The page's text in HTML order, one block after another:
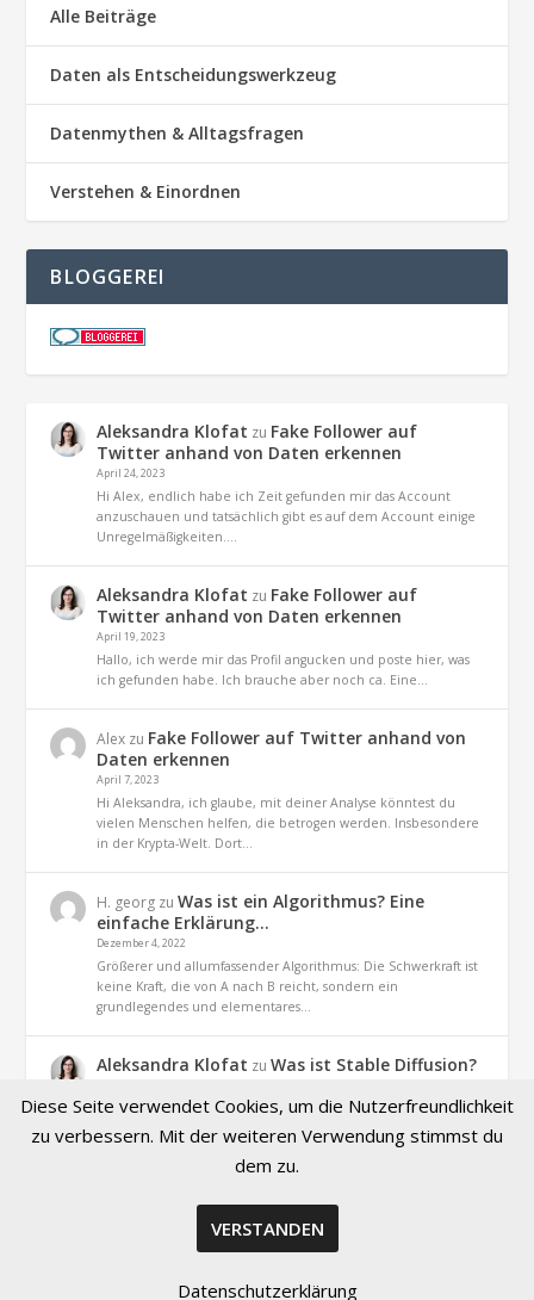
Alle Beiträge
Daten als Entscheidungswerkzeug
Datenmythen & Alltagsfragen
Verstehen & Einordnen
BLOGGEREI
Aleksandra Klofat zu Fake Follower auf
Twitter anhand von Daten erkennen
April 24, 2023
Hi Alex, endlich habe ich Zeit gefunden mir das Account
anzuschauen und tatsächlich gibt es auf dem Account einige
Unregelmäßigkeiten.…
Aleksandra Klofat zu Fake Follower auf
Twitter anhand von Daten erkennen
April 19, 2023
Hallo, ich werde mir das Profil angucken und poste hier, was
ich gefunden habe. Ich brauche aber noch ca. Eine…
Alex zu Fake Follower auf Twitter anhand von
Daten erkennen
April 7, 2023
Hi Aleksandra, ich glaube, mit deiner Analyse könntest du
vielen Menschen helfen, die betrogen werden. Insbesondere
in der Krypta-Welt. Dort…
H. georg zuWas ist ein Algorithmus? Eine
einfache Erklärung…
Dezember 4, 2022
Größerer und allumfassender Algorithmus: Die Schwerkraft ist
keine Kraft, die von A nach B reicht, sondern ein
grundlegendes und elementares…
Aleksandra Klofat zuWas ist Stable Diffusion?
November 9, 2022
Hallo, ja. es geht um dieses Projekt (optiizedSD=Projekt von
© 2026 Created by Aleksandra Klofat
Impressum Datenschutz
Diese Seite verwendet Cookies, um die Nutzerfreundlichkeit
zu verbessern. Mit der weiteren Verwendung stimmst du
dem zu.
VERSTANDEN
Datenschutzerklärung